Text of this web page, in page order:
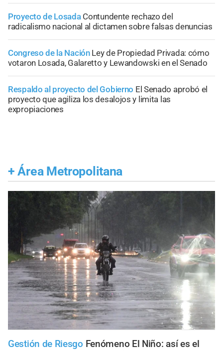
Proyecto de Losada Contundente rechazo del
radicalismo nacional al dictamen sobre falsas denuncias
Congreso de la Nación Ley de Propiedad Privada: cómo
votaron Losada, Galaretto y Lewandowski en el Senado
Respaldo al proyecto del Gobierno El Senado aprobó el
proyecto que agiliza los desalojos y limita las
expropiaciones
+ Área Metropolitana
Gestión de Riesgo Fenómeno El Niño: así es el